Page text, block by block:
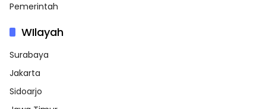
Pemerintah
WIlayah
Surabaya
Jakarta
Sidoarjo